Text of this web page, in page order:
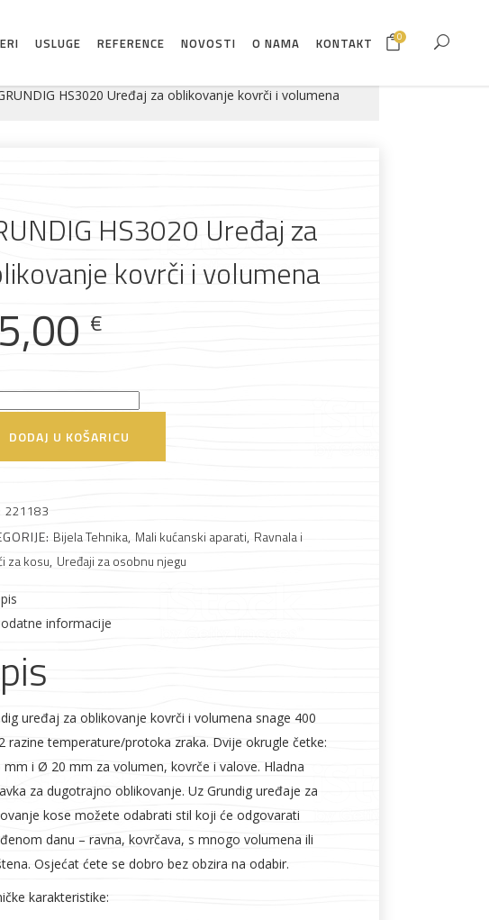
Rasvjeta
USLUGE REFERENCE NOVOSTI O NAMA KONTAKT 0
HS3020 Uređaj za oblikovanje kovrči i volumena
HS3020 Uređaj za
kovrči i volumena
€
DODAJ U KOŠARICU
221183
Bijela Tehnika, Mali kućanski aparati, Ravnala i
za kosu, Uređaji za osobnu njegu
informacije
uređaj za oblikovanje kovrči i volumena snage 400
razine temperature/protoka zraka. Dvije okrugle četke:
i Ø 20 mm za volumen, kovrče i valove. Hladna
za dugotrajno oblikovanje. Uz Grundig uređaje za
kose možete odabrati stil koji će odgovarati
danu – ravna, kovrčava, s mnogo volumena ili
Osjećat ćete se dobro bez obzira na odabir.
karakteristike: